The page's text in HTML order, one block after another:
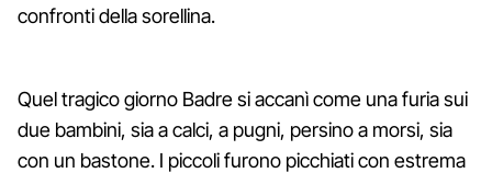
confronti della sorellina.
Quel tragico giorno Badre si accanì come una furia sui
due bambini, sia a calci, a pugni, persino a morsi, sia
con un bastone. I piccoli furono picchiati con estrema